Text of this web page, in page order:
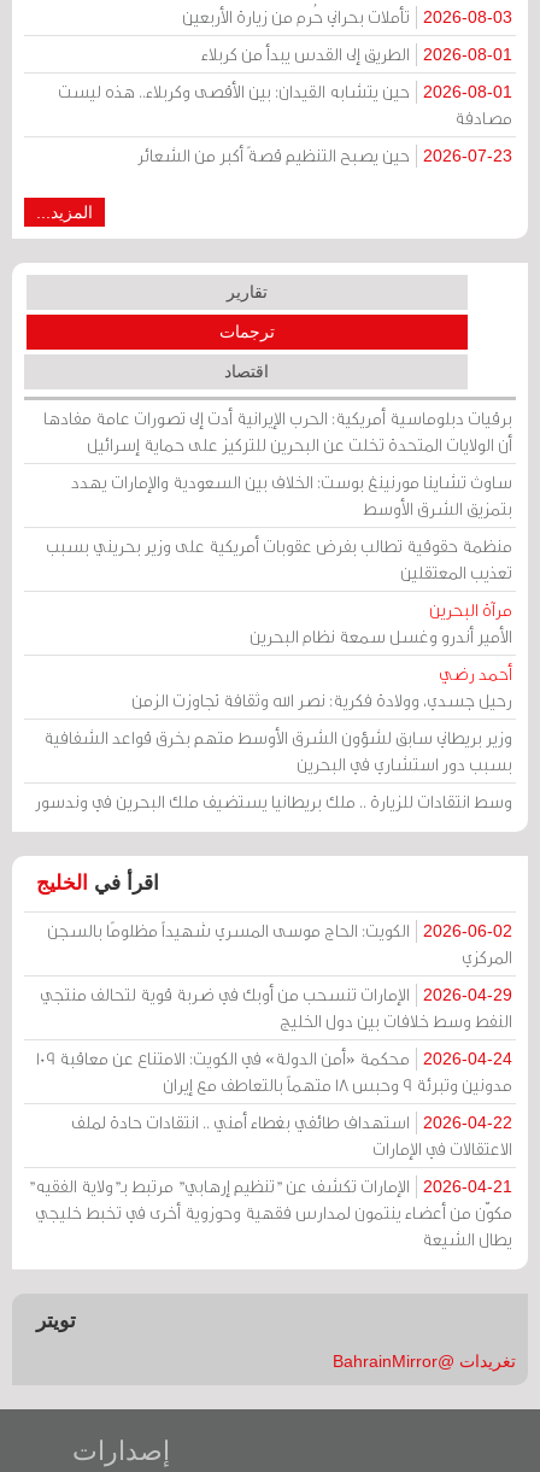
2026-08-03 تأملات بحراني حُرم من زيارة الأربعين
2026-08-01 الطريق إلى القدس يبدأ من كربلاء
2026-08-01
حين يتشابه القيدان: بين الأقصى وكربلاء.. هذه ليست
مصادفة
2026-07-23 حين يصبح التنظيم قصةً أكبر من الشعائر
المزيد...
تقارير
ترجمات
اقتصاد
برقيات دبلوماسية أمريكية: الحرب الإيرانية أدت إلى تصورات عامة مفادها
أن الولايات المتحدة تخلت عن البحرين للتركيز على حماية إسرائيل
ساوث تشاينا مورنينغ بوست: الخلاف بين السعودية والإمارات يهدد
بتمزيق الشرق الأوسط
منظمة حقوقية تطالب بفرض عقوبات أمريكية على وزير بحريني بسبب
تعذيب المعتقلين
مرآة البحرين
الأمير أندرو وغسل سمعة نظام البحرين
أحمد رضي
رحيل جسدي، وولادة فكرية: نصر الله وثقافة تجاوزت الزمن
وزير بريطاني سابق لشؤون الشرق الأوسط متهم بخرق قواعد الشفافية
بسبب دور استشاري في البحرين
وسط انتقادات للزيارة .. ملك بريطانيا يستضيف ملك البحرين في وندسور
اقرأ في الخليج
2026-06-02
الكويت: الحاج موسى المسري شهيداً مظلومًا بالسجن
المركزي
2026-04-29
الإمارات تنسحب من أوبك في ضربة قوية لتحالف منتجي
النفط وسط خلافات بين دول الخليج
2026-04-24
محكمة «أمن الدولة» في الكويت: الامتناع عن معاقبة 109
مدونين وتبرئة 9 وحبس 18 متهماً بالتعاطف مع إيران
2026-04-22
استهداف طائفي بغطاء أمني .. انتقادات حادة لملف
الاعتقالات في الإمارات
2026-04-21
الإمارات تكشف عن "تنظيم إرهابي" مرتبط بـ"ولاية الفقيه"
مكوّن من أعضاء ينتمون لمدارس فقهية وحوزوية أخرى في تخبط خليجي
يطال الشيعة
تويتر
تغريدات @BahrainMirror
إصدارات